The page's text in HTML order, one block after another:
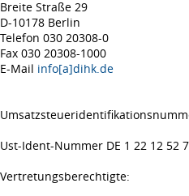
Breite Straße 29
D-10178 Berlin
Telefon 030 20308-0
Fax 030 20308-1000
E-Mail info[a]dihk.de
Ust-Ident-Nummer DE 1 22 12 52
Vertretungsberechtigte: